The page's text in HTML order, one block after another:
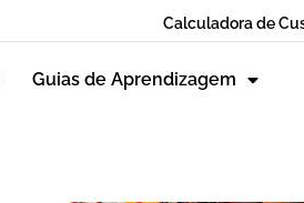
Calculadora de
Guias de Aprendizagem